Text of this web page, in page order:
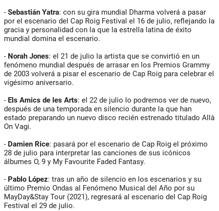
- Sebastián Yatra: con su gira mundial Dharma volverá a pasar
por el escenario del Cap Roig Festival el 16 de julio, reflejando la
gracia y personalidad con la que la estrella latina de éxito
mundial domina el escenario.
- Norah Jones: el 21 de julio la artista que se convirtió en un
fenómeno mundial después de arrasar en los Premios Grammy
de 2003 volverá a pisar el escenario de Cap Roig para celebrar el
vigésimo aniversario.
- Els Amics de les Arts: el 22 de julio lo podremos ver de nuevo,
después de una temporada en silencio durante la que han
estado preparando un nuevo disco recién estrenado titulado Allà
On Vagi.
- Damien Rice: pasará por el escenario de Cap Roig el próximo
28 de julio para interpretar las canciones de sus icónicos
álbumes O, 9 y My Favourite Faded Fantasy.
- Pablo López: tras un año de silencio en los escenarios y su
último Premio Ondas al Fenómeno Musical del Año por su
MayDay&Stay Tour (2021), regresará al escenario del Cap Roig
Festival el 29 de julio.